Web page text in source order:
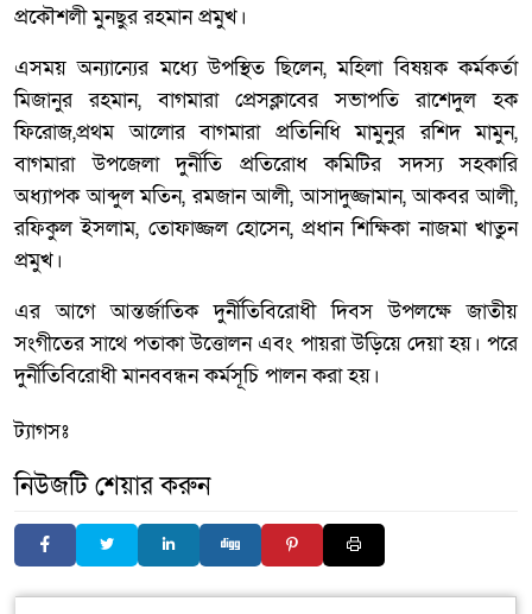
প্রকৌশলী মুনছুর রহমান প্রমুখ।
এসময় অন্যান্যের মধ্যে উপস্থিত ছিলেন, মহিলা বিষয়ক কর্মকর্তা
মিজানুর রহমান, বাগমারা প্রেসক্লাবের সভাপতি রাশেদুল হক
ফিরোজ,প্রথম আলোর বাগমারা প্রতিনিধি মামুনুর রশিদ মামুন,
বাগমারা উপজেলা দুর্নীতি প্রতিরোধ কমিটির সদস্য সহকারি
অধ্যাপক আব্দুল মতিন, রমজান আলী, আসাদুজ্জামান, আকবর আলী,
রফিকুল ইসলাম, তোফাজ্জল হোসেন, প্রধান শিক্ষিকা নাজমা খাতুন
প্রমুখ।
এর আগে আন্তর্জাতিক দুর্নীতিবিরোধী দিবস উপলক্ষে জাতীয়
সংগীতের সাথে পতাকা উত্তোলন এবং পায়রা উড়িয়ে দেয়া হয়। পরে
দুর্নীতিবিরোধী মানববন্ধন কর্মসূচি পালন করা হয়।
ট্যাগসঃ
নিউজটি শেয়ার করুন